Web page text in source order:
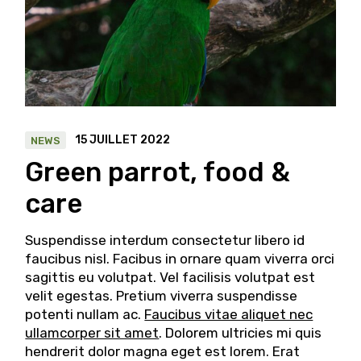
NEWS 15 JUILLET 2022
Green parrot, food &
care
Suspendisse interdum consectetur libero id
faucibus nisl. Facibus in ornare quam viverra orci
sagittis eu volutpat. Vel facilisis volutpat est
velit egestas. Pretium viverra suspendisse
potenti nullam ac. Faucibus vitae aliquet nec
ullamcorper sit amet. Dolorem ultricies mi quis
hendrerit dolor magna eget est lorem. Erat